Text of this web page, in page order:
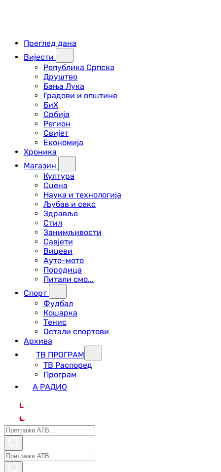
Преглед дана
Вијести
Република Српска
Друштво
Бања Лука
Градови и општине
БиХ
Србија
Регион
Свијет
Економија
Хроника
Магазин
Култура
Сцена
Наука и технологија
Љубав и секс
Здравље
Стил
Занимљивости
Савјети
Вицеви
Ауто-мото
Породица
Питали смо...
Спорт
Фудбал
Кошарка
Тенис
Остали спортови
Архива
ТВ ПРОГРАМ
ТВ Распоред
Програм
А РАДИО
L